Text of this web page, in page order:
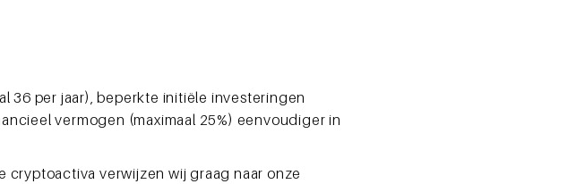
36 per jaar), beperkte initiële investeringen
vermogen (maximaal 25%) eenvoudiger in
cryptoactiva verwijzen wij graag naar onze